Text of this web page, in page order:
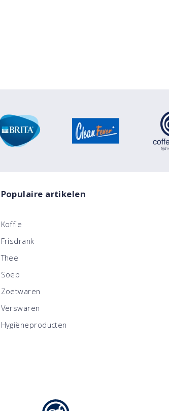
Populaire artikelen
Koffie
Frisdrank
Thee
Soep
Zoetwaren
Verswaren
Hygiëneproducten